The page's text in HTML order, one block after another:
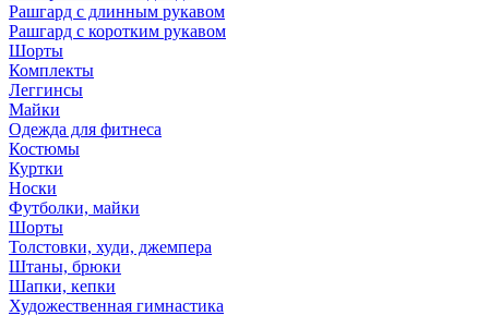
Рашгард с длинным рукавом
Рашгард с коротким рукавом
Шорты
Комплекты
Леггинсы
Майки
Одежда для фитнеса
Костюмы
Куртки
Носки
Футболки, майки
Шорты
Толстовки, худи, джемпера
Штаны, брюки
Шапки, кепки
Художественная гимнастика